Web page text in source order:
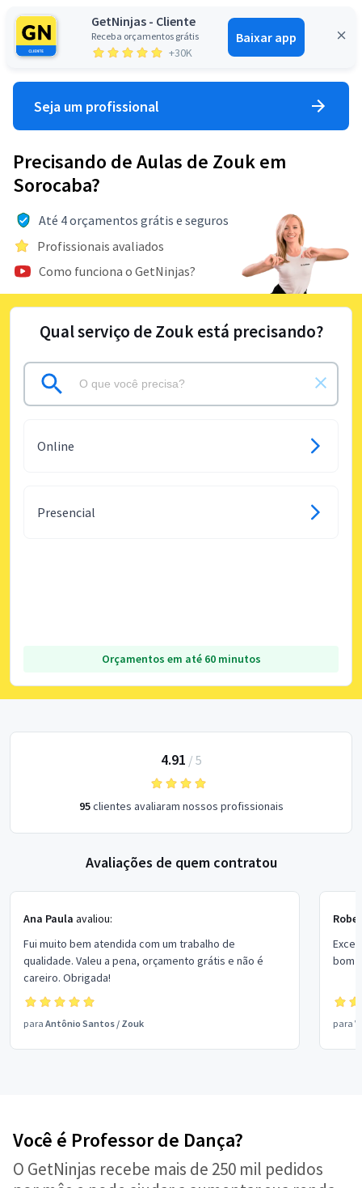
GetNinjas - Cliente
Receba orçamentos grátis
+30K
Baixar app
Entrar
Seja um profissional
Precisando de Aulas de Zouk em
Sorocaba?
Até 4 orçamentos grátis e seguros
Profissionais avaliados
Como funciona o GetNinjas?
Qual serviço de Zouk está precisando?
Online
Presencial
Orçamentos em até 60 minutos
4.91 / 5
95clientes avaliaram nossos profissionais
Avaliações de quem contratou
Ana Paula avaliou:
Fui muito bem atendida com um trabalho de
qualidade. Valeu a pena, orçamento grátis e não é
careiro. Obrigada!
para Antônio Santos / Zouk
bom
para
Você é Professor de Dança?
O GetNinjas recebe mais de 250 mil pedidos